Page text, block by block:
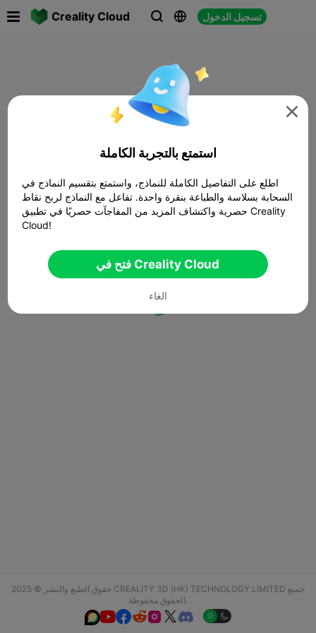
Creality Cloud   تسجيل الدخول
حقوق الطبع والنشر © 2025 CREALITY 3D (HK) TECHNOLOGY LIMITED جميع
الحقوق محفوظة.
  

استمتع بالتجربة الكاملة
اطلع على التفاصيل الكاملة للنماذج، واستمتع بتقسيم النماذج في
السحابة بسلاسة والطباعة بنقرة واحدة. تفاعل مع النماذج لربح نقاط
حصرية واكتشاف المزيد من المفاجآت حصريًا في تطبيق Creality
Cloud!
فتح في Creality Cloud
الغاء